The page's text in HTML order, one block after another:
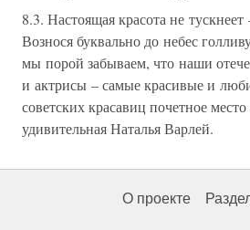
8.3. Настоящая красота не
Вознося буквально до небес
мы порой забываем, что наши
и актрисы – самые красивые и
советских красавиц почетное
удивительная Наталья Варлей.
О проекте